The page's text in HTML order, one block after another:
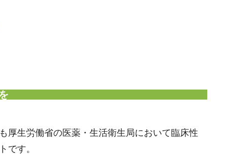
厚生労働省の医薬・生活衛生局において臨床性
です。